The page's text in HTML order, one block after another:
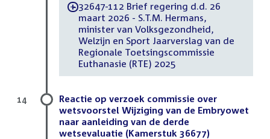
-32647-112 Brief regering d.d. 26
maart 2026 - S.T.M. Hermans,
minister van Volksgezondheid,
Welzijn en Sport Jaarverslag van de
Regionale Toetsingscommissie
Euthanasie (RTE) 2025
Reactie op verzoek commissie over
wetsvoorstel Wijziging van de Embryowet
naar aanleiding van de derde
wetsevaluatie (Kamerstuk 36677)
14